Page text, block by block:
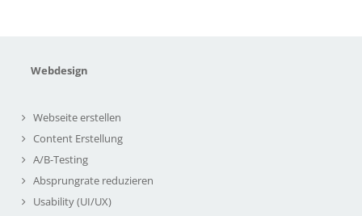
Webdesign
Webseite erstellen
Content Erstellung
A/B-Testing
Absprungrate reduzieren
Usability (UI/UX)